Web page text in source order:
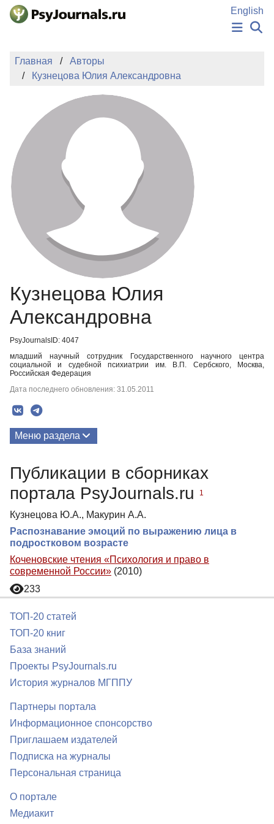
Перейти к основному содержанию
English
ИЗДАНИЯ
АВТОРЫ
ПОДАТЬ РУКОПИСЬ
БАЗА ЗНАНИЙ
КЛЮЧЕВЫЕ СЛОВА
Регистрация
Главная
Авторы
Кузнецова Юлия Александровна
Кузнецова Юлия
Александровна
PsyJournalsID: 4047
младший научный сотрудник Государственного научного центра
социальной и судебной психиатрии им. В.П. Сербского, Москва,
Российская Федерация
Дата последнего обновления: 31.05.2011
Меню раздела
Публикации в сборниках
портала PsyJournals.ru
1
Кузнецова Ю.А., Макурин А.А.
Распознавание эмоций по выражению лица в
подростковом возрасте
Коченовские чтения «Психология и право в
современной России» (2010)
233
ТОП-20 статей
ТОП-20 книг
База знаний
Проекты PsyJournals.ru
История журналов МГППУ
Партнеры портала
Информационное спонсорство
Приглашаем издателей
Подписка на журналы
Персональная страница
О портале
Медиакит